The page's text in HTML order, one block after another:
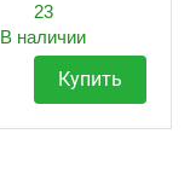
23
В наличии
Купить